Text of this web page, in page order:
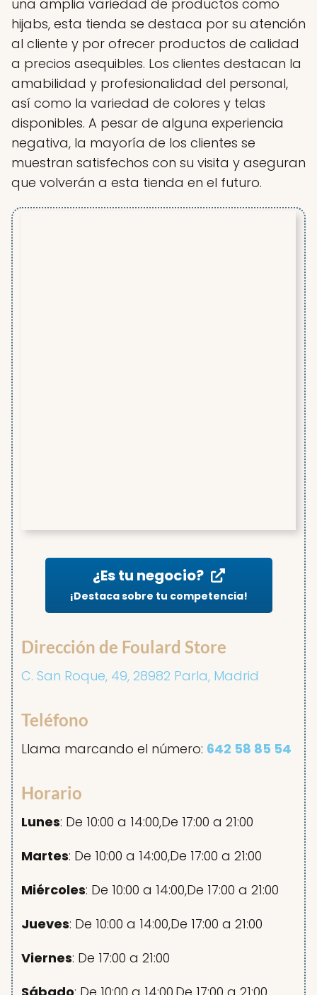
una amplia variedad de productos como
hijabs, esta tienda se destaca por su atención
al cliente y por ofrecer productos de calidad
a precios asequibles. Los clientes destacan la
amabilidad y profesionalidad del personal,
así como la variedad de colores y telas
disponibles. A pesar de alguna experiencia
negativa, la mayoría de los clientes se
muestran satisfechos con su visita y aseguran
que volverán a esta tienda en el futuro.
¿Es tu negocio?
¡Destaca sobre tu competencia!
Dirección de Foulard Store
C. San Roque, 49, 28982 Parla, Madrid
Teléfono
Llama marcando el número: 642 58 85 54
Horario
Lunes: De 10:00 a 14:00,De 17:00 a 21:00
Martes: De 10:00 a 14:00,De 17:00 a 21:00
Miércoles: De 10:00 a 14:00,De 17:00 a 21:00
Jueves: De 10:00 a 14:00,De 17:00 a 21:00
Viernes: De 17:00 a 21:00